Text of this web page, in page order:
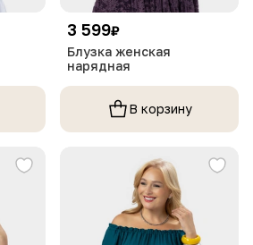
3 599₽
Блузка женская
нарядная
В корзину